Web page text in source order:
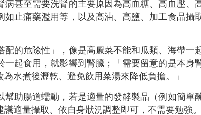
甚至需要洗腎的主要原因為高血糖、高血壓、
止痛藥濫用等，以及高油、高鹽、加工食品攝
的危險性」，像是高麗菜不能和瓜類、海帶一
起食用，就影響到腎臟；「需要留意的是本身
水煮後瀝乾、避免飲用菜湯來降低負擔。」
助腸道蠕動，若是適量的發酵製品（例如簡單
適量攝取、依自身狀況調整即可，不需要勉強。